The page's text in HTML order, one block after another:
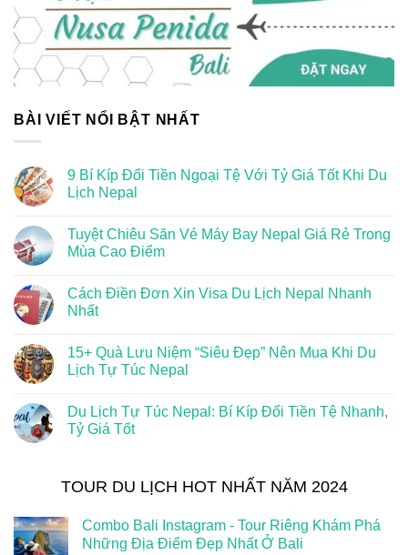
BÀI VIẾT NỔI BẬT NHẤT
9 Bí Kíp Đổi Tiền Ngoại Tệ Với Tỷ Giá Tốt Khi Du
Lịch Nepal
Tuyệt Chiêu Săn Vé Máy Bay Nepal Giá Rẻ Trong
Mùa Cao Điểm
Cách Điền Đơn Xin Visa Du Lịch Nepal Nhanh
Nhất
15+ Quà Lưu Niệm “Siêu Đẹp” Nên Mua Khi Du
Lịch Tự Túc Nepal
Du Lịch Tự Túc Nepal: Bí Kíp Đổi Tiền Tệ Nhanh,
Tỷ Giá Tốt
TOUR DU LỊCH HOT NHẤT NĂM 2024
Combo Bali Instagram - Tour Riêng Khám Phá
Những Địa Điểm Đẹp Nhất Ở Bali